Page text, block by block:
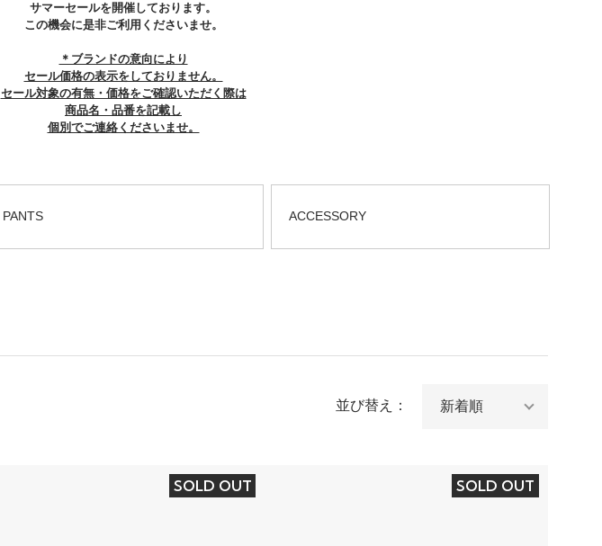
サマーセールを開催しております。
この機会に是非ご利用くださいませ。
＊ブランドの意向により
セール価格の表示をしておりません。
セール対象の有無・価格をご確認いただく際は
商品名・品番を記載し
個別でご連絡くださいませ。
PANTS ACCESSORY
並び替え：
SOLD OUT SOLD OUT